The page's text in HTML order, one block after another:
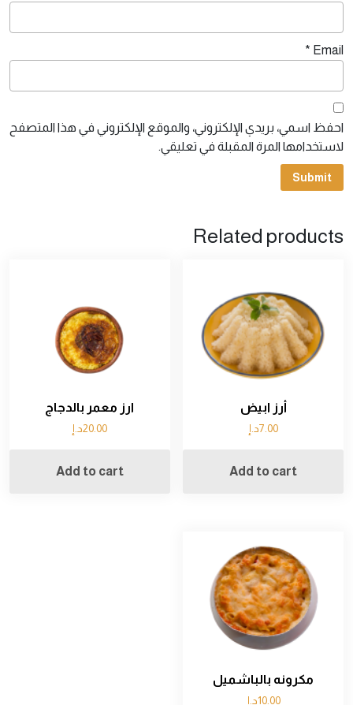
Email
*
احفظ اسمي، بريدي الإلكتروني، والموقع الإلكتروني في هذا المتصفح
لاستخدامها المرة المقبلة في تعليقي.
Related products
أرز ابيض
7.00د.إ
Add to cart
ارز معمر بالدجاج
20.00د.إ
Add to cart
مكرونه بالباشميل
10.00د.إ